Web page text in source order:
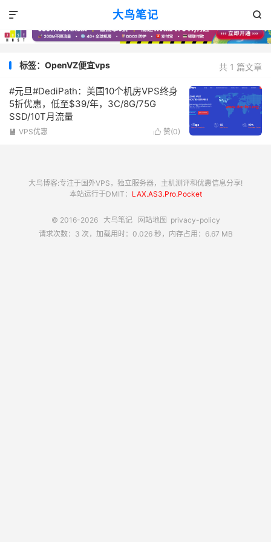
大鸟笔记 

共 1 篇文章
标签：OpenVZ便宜vps
#元旦#DediPath：美国10个机房VPS终身
5折优惠，低至$39/年，3C/8G/75G
SSD/10T月流量
 赞(0)
 VPS优惠
大鸟博客:专注于国外VPS，独立服务器，主机测评和优惠信息分享!
本站运行于DMIT： LAX.AS3.Pro.Pocket
© 2016-2026 大鸟笔记 网站地图 privacy-policy
请求次数：3 次，加载用时：0.026 秒，内存占用：6.67 MB